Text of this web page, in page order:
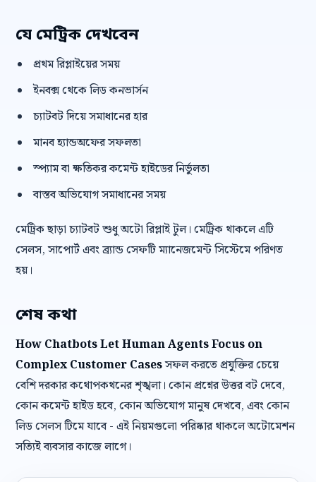
যে মেট্রিক দেখবেন
প্রথম রিপ্লাইয়ের সময়
ইনবক্স থেকে লিড কনভার্সন
চ্যাটবট দিয়ে সমাধানের হার
মানব হ্যান্ডঅফের সফলতা
স্প্যাম বা ক্ষতিকর কমেন্ট হাইডের নির্ভুলতা
বাস্তব অভিযোগ সমাধানের সময়
মেট্রিক ছাড়া চ্যাটবট শুধু অটো রিপ্লাই টুল। মেট্রিক থাকলে এটি
সেলস, সাপোর্ট এবং ব্র্যান্ড সেফটি ম্যানেজমেন্ট সিস্টেমে পরিণত
হয়।
শেষ কথা
How Chatbots Let Human Agents Focus on
Complex Customer Casesসফল করতে প্রযুক্তির চেয়ে
বেশি দরকার কথোপকথনের শৃঙ্খলা। কোন প্রশ্নের উত্তর বট দেবে,
কোন কমেন্ট হাইড হবে, কোন অভিযোগ মানুষ দেখবে, এবং কোন
লিড সেলস টিমে যাবে - এই নিয়মগুলো পরিষ্কার থাকলে অটোমেশন
সত্যিই ব্যবসার কাজে লাগে।